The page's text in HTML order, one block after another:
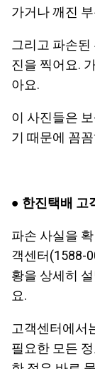
가거나 깨진
그리고 파손
진을 찍어요.
아요.
이 사진들은
기 때문에 꼼
● 한진택배 고
파손 사실을
객센터(1588-
황을 상세히
요.
고객센터에서
필요한 모든